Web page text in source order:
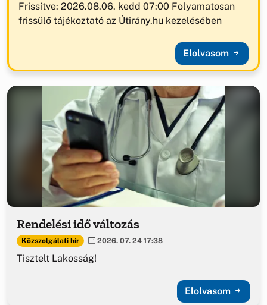
Frissítve: 2026.08.06. kedd 07:00 Folyamatosan
frissülő tájékoztató az Útirány.hu kezelésében
Elolvasom
Rendelési idő változás
Közszolgálati hír 2026. 07. 24 17:38
Tisztelt Lakosság!
Elolvasom